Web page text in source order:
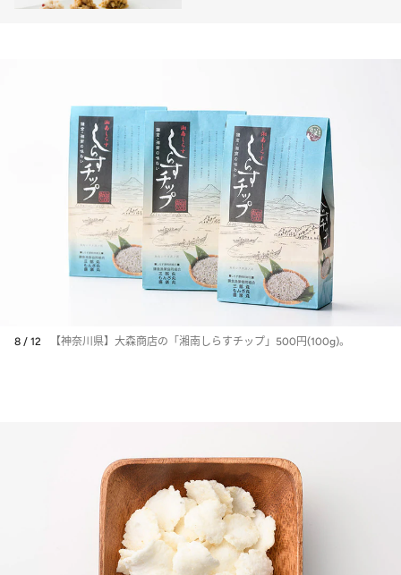
8 / 12 【神奈川県】大森商店の「湘南しらすチップ」500円(100g)。